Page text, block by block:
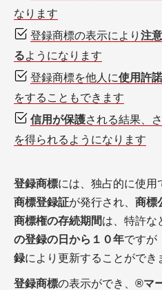
なります
登録商標の表示により 注
るようになります
登録商標を他人に使用許諾
をすることもできます
信用が保護される結果、
を得られるようになります
登録商標には、独占的に使用
商標登録証が発行され、 商標
商標権の存続期間は、特許な
の登録の日から１０年ですが
録により更新することができ
登録商標の表示ができ、 ®マ